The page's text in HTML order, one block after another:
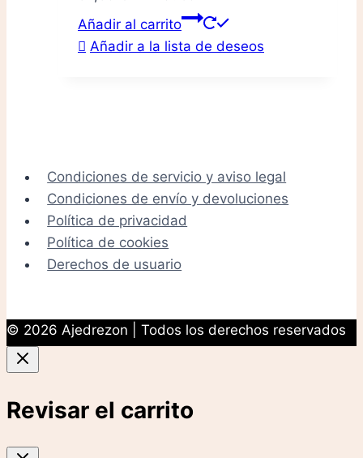
Añadir al carrito
Añadir a la lista de deseos
Condiciones de servicio y aviso legal
Condiciones de envío y devoluciones
Política de privacidad
Política de cookies
Derechos de usuario
© 2026 Ajedrezon | Todos los derechos reservados
Revisar el carrito